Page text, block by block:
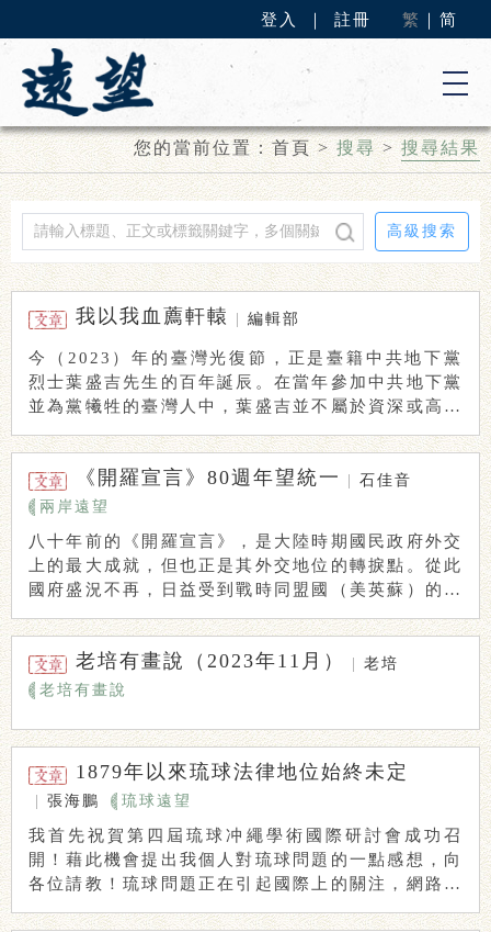
登入 註冊 繁 简
您的當前位置：首頁> 搜尋>搜尋結果
高級搜索
我以我血薦軒轅 | 編輯部
今（2023）年的臺灣光復節，正是臺籍中共地下黨
烈士葉盛吉先生的百年誕辰。在當年參加中共地下黨
並為黨犧牲的臺灣人中，葉盛吉並不屬於資深或高階
《開羅宣言》80週年望統一 | 石佳音
兩岸遠望
八十年前的《開羅宣言》，是大陸時期國民政府外交
上的最大成就，但也正是其外交地位的轉捩點。從此
國府盛況不再，日益受到戰時同盟國（美英蘇）的冷
老培有畫說（2023年11月） | 老培
老培有畫說
1879年以來琉球法律地位始終未定
張海鵬 琉球遠望
我首先祝賀第四屆琉球冲繩學術國際研討會成功召
開！藉此機會提出我個人對琉球問題的一點感想，向
各位請教！琉球問題正在引起國際上的關注，網路媒